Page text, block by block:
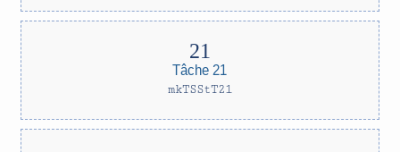
Tâche 21
mkTSStT21